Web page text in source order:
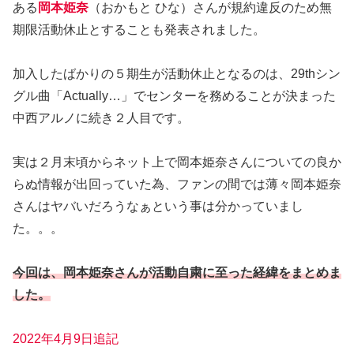
ある 岡本姫奈 （おかもと ひな）さんが規約違反のため無
期限活動休止とすることも発表されました。
加入したばかりの５期生が活動休止となるのは、29thシン
グル曲「Actually…」でセンターを務めることが決まった
中西アルノに続き２人目です。
実は２月末頃からネット上で岡本姫奈さんについての良か
らぬ情報が出回っていた為、ファンの間では薄々岡本姫奈
さんはヤバいだろうなぁという事は分かっていまし
た。。。
今回は、岡本姫奈さんが活動自粛に至った経緯をまとめま
した。
2022年4月9日追記